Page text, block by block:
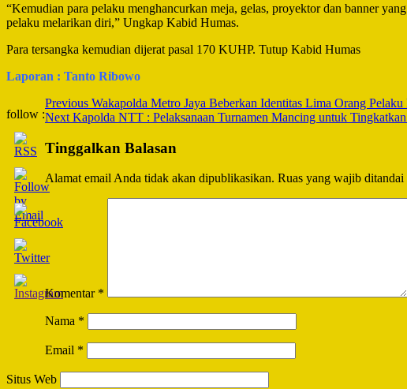
“Kemudian para pelaku menghancurkan meja, gelas, proyektor dan banner
pelaku melarikan diri,” Ungkap Kabid Humas.
Para tersangka kemudian dijerat pasal 170 KUHP. Tutup Kabid Humas
Laporan : Tanto Ribowo
follow :
Post
Navigation
Previous Wakapolda Metro Jaya Beberkan Identitas Lima Orang
Next Kapolda NTT : Pelaksanaan Turnamen Mancing untuk
Tinggalkan Balasan
Alamat email Anda tidak akan dipublikasikan. Ruas yang wajib ditandai
Komentar *
Nama *
Email *
Situs Web